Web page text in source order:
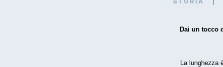
Dai un tocco
La lunghezza